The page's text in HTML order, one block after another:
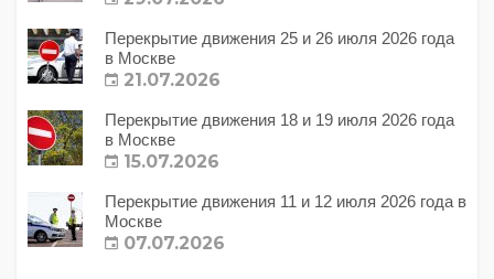
Перекрытие движения 25 и 26 июля 2026 года
в Москве
21.07.2026
Перекрытие движения 18 и 19 июля 2026 года
в Москве
15.07.2026
Перекрытие движения 11 и 12 июля 2026 года в
Москве
07.07.2026